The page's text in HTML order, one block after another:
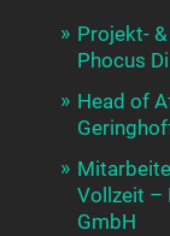
Projekt-
Phocus
Head of
Vollzeit –
GmbH